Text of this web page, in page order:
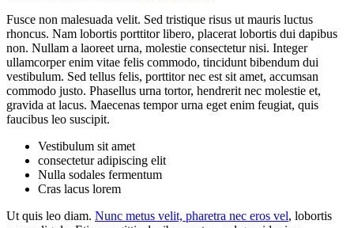
Fusce non malesuada velit. Sed tristique risus ut mauris luctus
rhoncus. Nam lobortis porttitor libero, placerat lobortis dui dapibus
non. Nullam a laoreet urna, molestie consectetur nisi. Integer
ullamcorper enim vitae felis commodo, tincidunt bibendum dui
vestibulum. Sed tellus felis, porttitor nec est sit amet, accumsan
commodo justo. Phasellus urna tortor, hendrerit nec molestie et,
gravida at lacus. Maecenas tempor urna eget enim feugiat, quis
faucibus leo suscipit.
Vestibulum sit amet
consectetur adipiscing elit
Nulla sodales fermentum
Cras lacus lorem
Ut quis leo diam. Nunc metus velit, pharetra nec eros vel, lobortis